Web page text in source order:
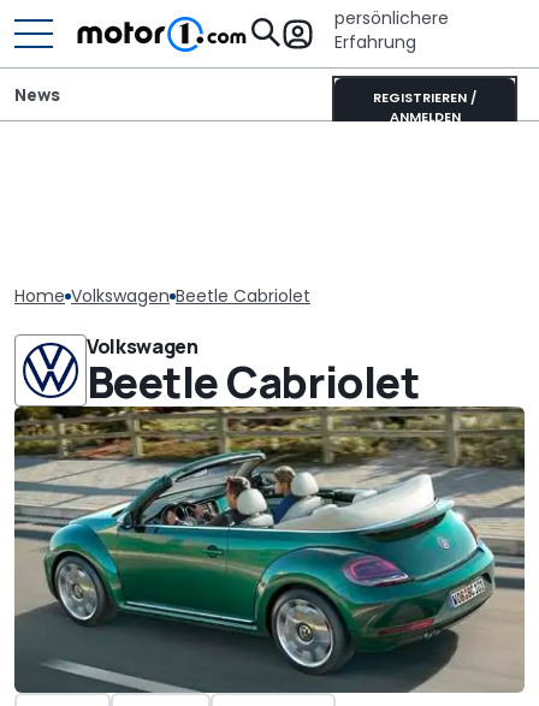
persönlichere
Erfahrung
REGISTRIEREN /
ANMELDEN
News
Home Volkswagen Beetle Cabriolet
Volkswagen
Beetle Cabriolet